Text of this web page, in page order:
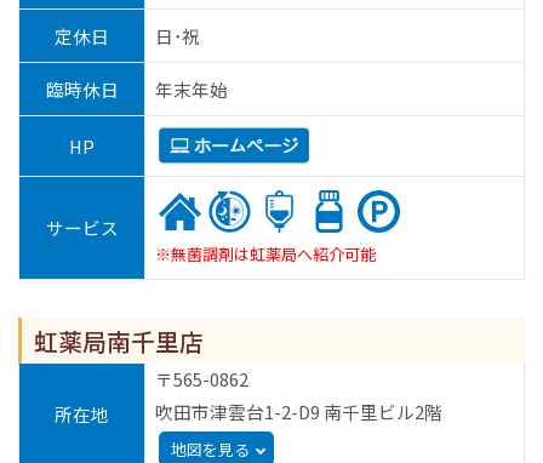
定休日 日･祝
臨時休日 年末年始
HP
サービス
※無菌調剤は虹薬局へ紹介可能
虹薬局南千里店
所在地
〒565-0862
吹田市津雲台1-2-D9 南千里ビル2階
地図を見る